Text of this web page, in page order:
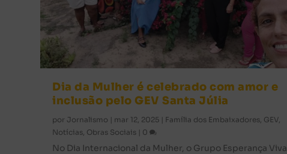
Dia da Mulher é celebrado com amor e
inclusão pelo GEV Santa Júlia
por Jornalismo | mar 12, 2025 | Família dos Embaixadores GEV
Notícias Obras Sociais | 0
No Dia Internacional da Mulher, o Grupo Esperança Viva